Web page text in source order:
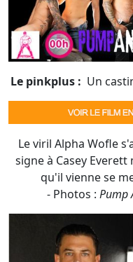
Le viril Alpha Wofle
qu'il vienne se
- Photos :Pump